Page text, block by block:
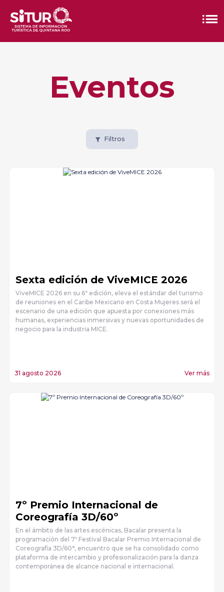
Eventos
Filtros
Sexta edición de ViveMICE 2026
ViveMICE 2026 en su 6ª edición, eleva el estándar del turismo
de reuniones en el Caribe Mexicano en Costa Mujeres será el
escenario de una edición que apuesta por conexiones más
humanas, experiencias inmersivas y nuevas oportunidades de
negocio para la industria MICE.
31 agosto 2026 Ver más
7º Premio Internacional de
Coreografía 3D/60º
En el ámbito de las artes escénicas, Bacalar presenta la
programación del 7º Festival Bacalar Premio Internacional de
Coreografía 3D/60°, encuentro que se ha consolidado como
plataforma de intercambio y profesionalización para la danza
contemporánea de alcance nacional e internacional.